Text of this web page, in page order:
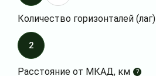
Количество горизонталей (лаг)
2
Расстояние от МКАД, км ?